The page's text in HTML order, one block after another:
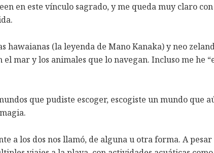
en este vínculo sagrado, y me queda muy claro
hawaianas (la leyenda de Mano Kanaka) y neo
mar y los animales que lo navegan. Incluso me he
que pudiste escoger, escogiste un mundo que
a los dos nos llamó, de alguna u otra forma. A